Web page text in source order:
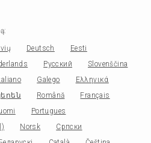
:
Deutsch
Eesti
Русский
Slovenščina
Galego
Ελληνικά
Română
Français
Portugues
Norsk
Српски